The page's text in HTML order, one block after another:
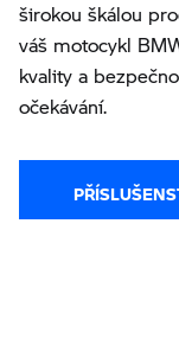
širokou škálou
váš motocykl
kvality a
očekávání.